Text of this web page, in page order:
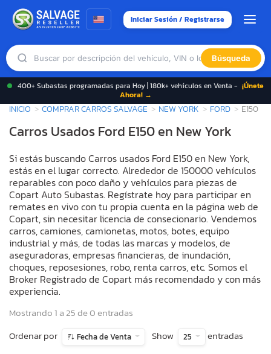
Iniciar Sesión / Registrarse
Búsqueda
400+ Subastas programadas para Hoy | 180k+ vehículos en Venta - ¡Únete
Ahora! →
INICIO COMPRAR CARROS SALVAGE NEW YORK FORD E150
Carros Usados Ford E150 en New York
Si estás buscando Carros usados Ford E150 en New York,
estás en el lugar correcto. Alrededor de 150000 vehículos
reparables con poco daño y vehículos para piezas de
Copart Auto Subastas. Regístrate hoy para participar en
remates en vivo con tu propia cuenta en la página web de
Copart, sin necesitar licencia de consecionario. Vendemos
carros, camiones, camionetas, motos, botes, equipo
industrial y más, de todas las marcas y modelos, de
aseguradoras, empresas financieras, de inundación,
choques, reposesiones, robo, renta carros, etc. Somos el
Broker Registrado de Copart más recomendado y con más
experiencia.
Mostrando 1 a 25 de 0 entradas
Ordenar por
Fecha de Venta Show 25 entradas